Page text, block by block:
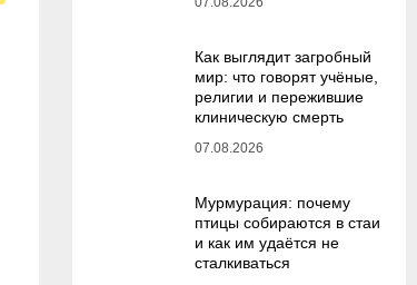
Как выглядит загробный
мир: что говорят учёные,
религии и пережившие
клиническую смерть
07.08.2026
Мурмурация: почему
птицы собираются в стаи
и как им удаётся не
сталкиваться